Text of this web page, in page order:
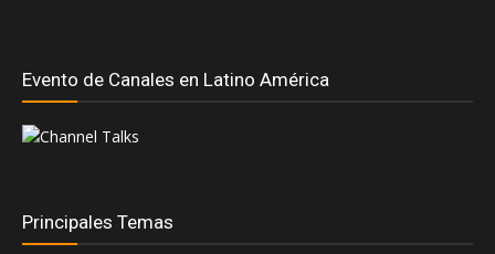
Evento de Canales en Latino América
Principales Temas